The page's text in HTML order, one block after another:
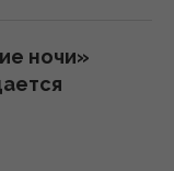
Кубы за
–
ночи»